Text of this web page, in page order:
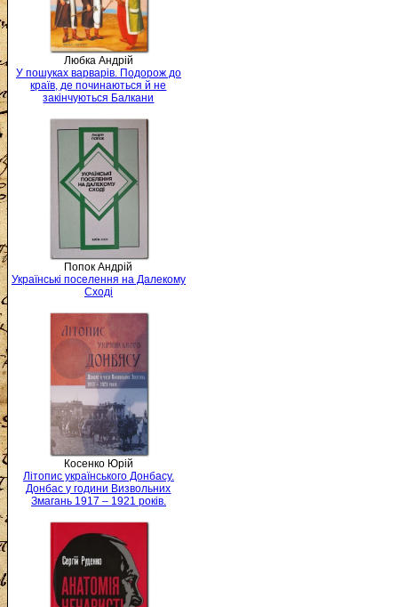
Любка Андрій
У пошуках варварів. Подорож до
країв, де починаються й не
закінчуються Балкани
Попок Андрій
Українські поселення на Далекому
Сході
Косенко Юрій
Літопис українського Донбасу.
Донбас у години Визвольних
Змагань 1917 – 1921 років.